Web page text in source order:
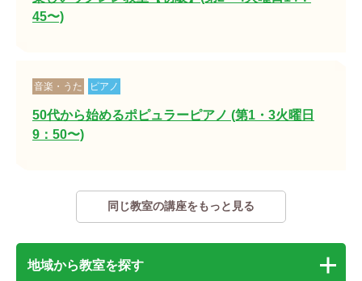
45〜)
音楽・うた ピアノ
50代から始めるポピュラーピアノ (第1・3火曜日
9：50〜)
同じ教室の講座をもっと見る
地域から教室を探す